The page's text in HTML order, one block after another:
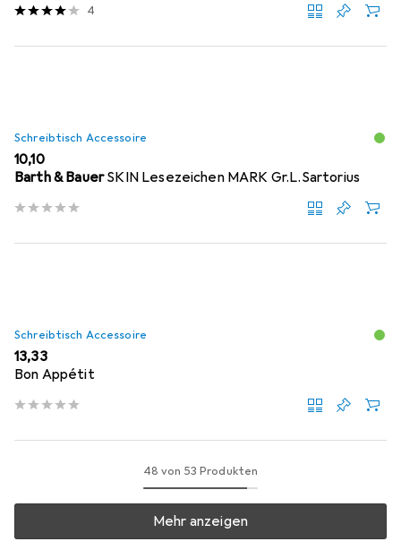
4
Schreibtisch Accessoire
EUR
10,10
Barth & BauerSKIN Lesezeichen MARK Gr.L.Sartorius
Schreibtisch Accessoire
EUR
13,33
Bon Appétit
48 von 53 Produkten
Mehr anzeigen